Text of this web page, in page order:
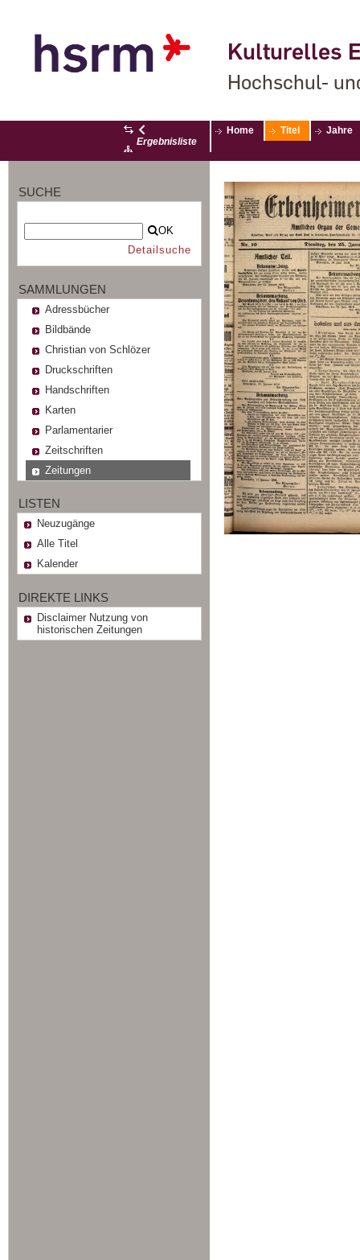
Kulturelles
Hochschul-
Ergebnisliste
Home Titel Jahre
SUCHE
OK
Detailsuche
SAMMLUNGEN
Adressbücher
Bildbände
Christian von Schlözer
Druckschriften
Handschriften
Karten
Parlamentarier
Zeitschriften
Zeitungen
LISTEN
Neuzugänge
Alle Titel
Kalender
DIREKTE LINKS
Disclaimer Nutzung von
historischen Zeitungen